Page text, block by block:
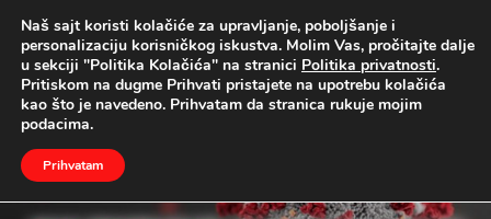
UŽIVO
Naslovna Vesti Vesti iz Republike
Naš sajt koristi kolačiće za upravljanje, poboljšanje i
personalizaciju korisničkog iskustva. Molim Vas, pročitajte dalje
u sekciji "Politika Kolačića" na stranici Politika privatnosti.
Pritiskom na dugme Prihvati pristajete na upotrebu kolačića
kao što je navedeno. Prihvatam da stranica rukuje mojim
podacima.
Prihvatam